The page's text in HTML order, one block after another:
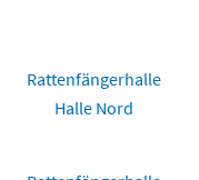
Rattenfängerhalle
Halle Nord